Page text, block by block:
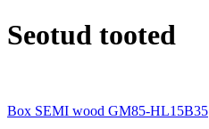
Seotud tooted
Box SEMI wood GM85-HL15B35